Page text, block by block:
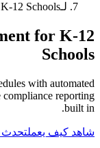
لـK-12 Schools
for K-12
Schools
with automated
compliance reporting
built in.
شاهد كيف يعملتحدث